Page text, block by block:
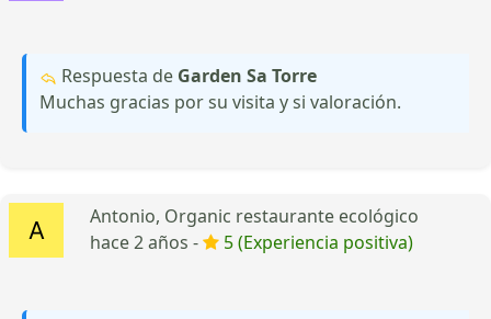
Respuesta de Garden Sa Torre
Muchas gracias por su visita y si valoración.
Antonio, Organic restaurante ecológico
hace 2 años -
5 (Experiencia positiva)